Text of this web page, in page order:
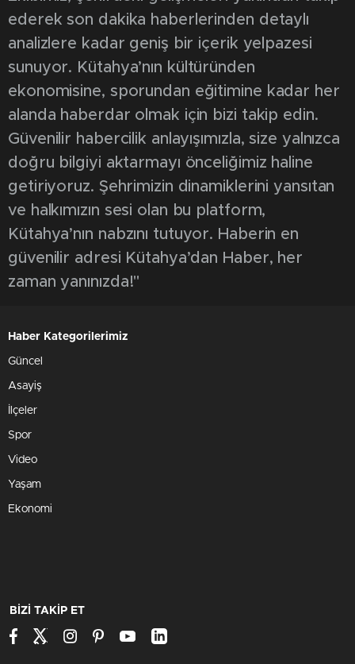
ederek son dakika haberlerinden detaylı
analizlere kadar geniş bir içerik yelpazesi
sunuyor. Kütahya’nın kültüründen
ekonomisine, sporundan eğitimine kadar her
alanda haberdar olmak için bizi takip edin.
Güvenilir habercilik anlayışımızla, size yalnızca
doğru bilgiyi aktarmayı önceliğimiz haline
getiriyoruz. Şehrimizin dinamiklerini yansıtan
ve halkımızın sesi olan bu platform,
Kütahya’nın nabzını tutuyor. Haberin en
güvenilir adresi Kütahya’dan Haber, her
zaman yanınızda!"
Haber Kategorilerimiz
Güncel
Asayiş
İlçeler
Spor
Video
Yaşam
Ekonomi
BİZİ TAKİP ET